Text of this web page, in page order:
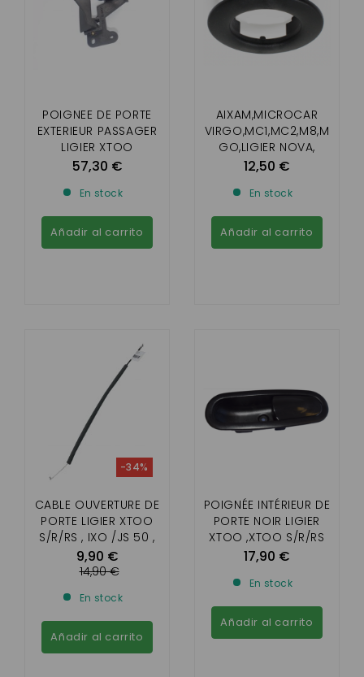
POIGNEE DE PORTE
EXTERIEUR PASSAGER
LIGIER XTOO
1/2/MAX/R/RS/S/OPTI
57,30 €
En stock
Añadir al carrito
AIXAM,MICROCAR
VIRGO,MC1,MC2,M8,M
GO,LIGIER NOVA,
XTOO R/S/RS,IX0,
JS60,CHATENET26,28,
30,32, JDM , BELLIER
B8
12,50 €
En stock
Añadir al carrito
CABLE OUVERTURE DE
PORTE LIGIER XTOO
S/R/RS , IXO /JS 50 ,
FLEX , MICROCAR
MGO 3/4/5/6 , DUÉ
9,90 €
-34%
14,90 €
En stock
Añadir al carrito
POIGNÉE INTÉRIEUR DE
PORTE NOIR LIGIER
XTOO ,XTOO S/R/RS
,IXO/JS50, JS50
MGO3 , CARGO,DUÉ
17,90 €
En stock
Añadir al carrito